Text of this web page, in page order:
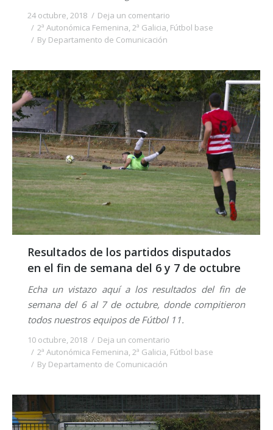
24 octubre, 2018
Deja un comentario
2ª Autonómica Femenina 2ª Galicia Fútbol base
By Departamento de Comunicación
Resultados de los partidos disputados
en el fin de semana del 6 y 7 de octubre
Echa un vistazo aquí a los resultados del fin de
semana del 6 al 7 de octubre, donde compitieron
todos nuestros equipos de Fútbol 11.
10 octubre, 2018
Deja un comentario
2ª Autonómica Femenina, 2ª Galicia, Fútbol base
By Departamento de Comunicación